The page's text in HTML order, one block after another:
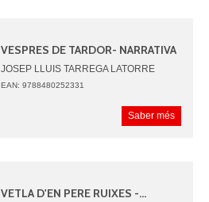
VESPRES DE TARDOR- NARRATIVA
JOSEP LLUIS TARREGA LATORRE
EAN: 9788480252331
Saber més
VETLA D'EN PERE RUIXES -...